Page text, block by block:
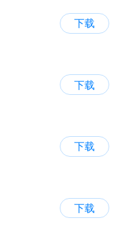
下载
下载
下载
下载